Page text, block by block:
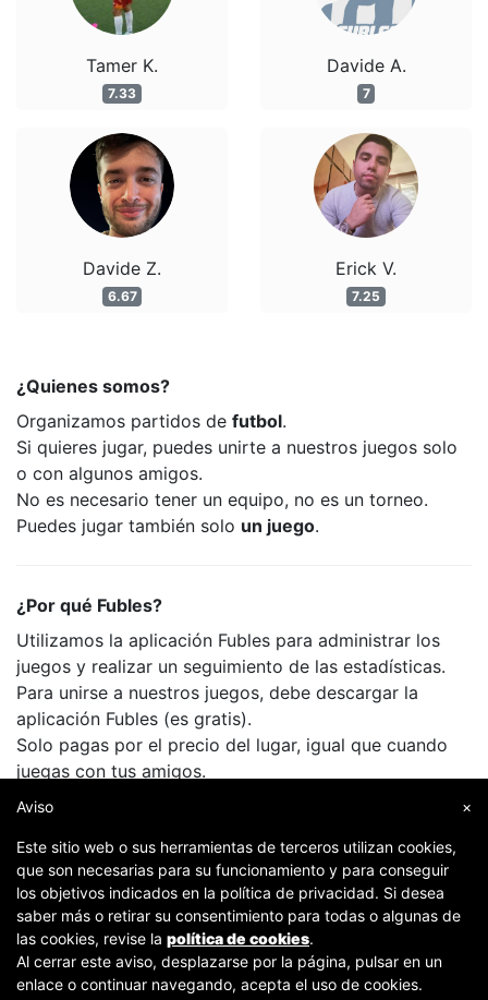
Tamer K.
7.33
Davide Z.
6.67
Davide A.
7
Erick V.
7.25
¿Quienes somos?
Organizamos partidos de futbol.
Si quieres jugar, puedes unirte a nuestros juegos solo
o con algunos amigos.
No es necesario tener un equipo, no es un torneo.
Puedes jugar también solo un juego.
¿Por qué Fubles?
Utilizamos la aplicación Fubles para administrar los
juegos y realizar un seguimiento de las estadísticas.
Para unirse a nuestros juegos, debe descargar la
aplicación Fubles (es gratis).
Solo pagas por el precio del lugar, igual que cuando
juegas con tus amigos.
Copyright © 2007-2026 Fubles Srl, Via Disciplini 18, 20123 Milano - CF/P.IVA 06769730968 - Capitale
sociale €63.675,52 i.v. - Camera di commercio di Milano
×
Aviso
Este sitio web o sus herramientas de terceros utilizan cookies,
que son necesarias para su funcionamiento y para conseguir
los objetivos indicados en la política de privacidad. Si desea
saber más o retirar su consentimiento para todas o algunas de
las cookies, revise la política de cookies.
Al cerrar este aviso, desplazarse por la página, pulsar en un
enlace o continuar navegando, acepta el uso de cookies.